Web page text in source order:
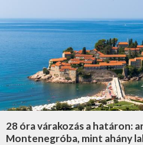
28 óra várakozás a határon:
Montenegróba, mint ahány